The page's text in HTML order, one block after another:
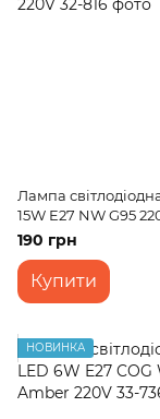
Лампа
15W E27 NW G95
190 грн
Купити
НОВИНКА